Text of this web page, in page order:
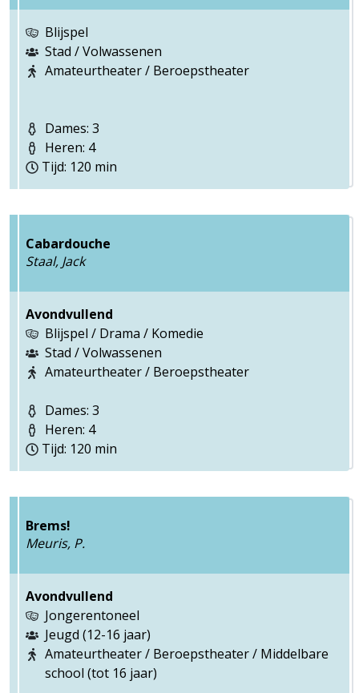
Blijspel
Stad / Volwassenen
Amateurtheater / Beroepstheater
Dames: 3
Heren: 4
Tijd: 120 min
Cabardouche
Staal, Jack
Avondvullend
Blijspel / Drama / Komedie
Stad / Volwassenen
Amateurtheater / Beroepstheater
Dames: 3
Heren: 4
Tijd: 120 min
Brems!
Meuris, P.
Avondvullend
Jongerentoneel
Jeugd (12-16 jaar)
Amateurtheater / Beroepstheater / Middelbare
school (tot 16 jaar)